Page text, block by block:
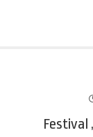
Festival